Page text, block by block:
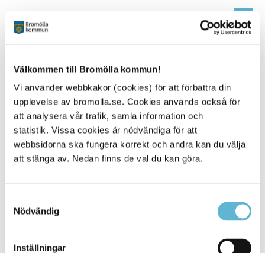
Välkommen till Bromölla kommun!
Vi använder webbkakor (cookies) för att förbättra din
upplevelse av bromolla.se. Cookies används också för
att analysera vår trafik, samla information och
statistik. Vissa cookies är nödvändiga för att
webbsidorna ska fungera korrekt och andra kan du välja
att stänga av. Nedan finns de val du kan göra.
Nödvändig
Inställningar
Hela webbplatsen
901
Alla platser